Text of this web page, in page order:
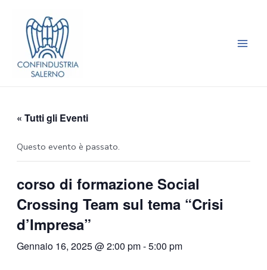
contenuto
« Tutti gli Eventi
Questo evento è passato.
corso di formazione Social
Crossing Team sul tema “Crisi
d’Impresa”
Gennaio 16, 2025 @ 2:00 pm-5:00 pm